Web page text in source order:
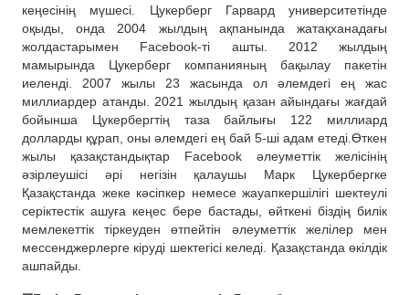
кеңесінің мүшесі. Цукерберг Гарвард университетінде
оқыды, онда 2004 жылдың ақпанында жатақханадағы
жолдастарымен Facebook-ті ашты. 2012 жылдың
мамырында Цукерберг компанияның бақылау пакетін
иеленді. 2007 жылы 23 жасында ол әлемдегі ең жас
миллиардер атанды. 2021 жылдың қазан айындағы жағдай
бойынша Цукербергтің таза байлығы 122 миллиард
долларды құрап, оны әлемдегі ең бай 5-ші адам етеді.Өткен
жылы қазақстандықтар Facebook әлеуметтік желісінің
әзірлеушісі әрі негізін қалаушы Марк Цукербергке
Қазақстанда жеке кәсіпкер немесе жауапкершілігі шектеулі
серіктестік ашуға кеңес бере бастады, өйткені біздің билік
мемлекеттік тіркеуден өтпейтін әлеуметтік желілер мен
мессенджерлерге кіруді шектегісі келеді. Қазақстанда өкілдік
ашпайды.